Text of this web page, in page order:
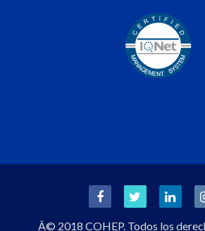
Â© 2018 COHEP. Todos los